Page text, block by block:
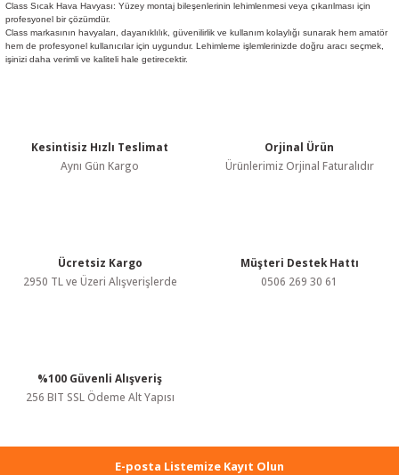
Class Sıcak Hava Havyası: Yüzey montaj bileşenlerinin lehimlenmesi veya çıkarılması için
profesyonel bir çözümdür.
Class markasının havyaları, dayanıklılık, güvenilirlik ve kullanım kolaylığı sunarak hem amatör
hem de profesyonel kullanıcılar için uygundur. Lehimleme işlemlerinizde doğru aracı seçmek,
işinizi daha verimli ve kaliteli hale getirecektir.
Kesintisiz Hızlı Teslimat
Aynı Gün Kargo
Orjinal Ürün
Ürünlerimiz Orjinal Faturalıdır
Ücretsiz Kargo
2950 TL ve Üzeri Alışverişlerde
Müşteri Destek Hattı
0506 269 30 61
%100 Güvenli Alışveriş
256 BIT SSL Ödeme Alt Yapısı
E-posta Listemize Kayıt Olun